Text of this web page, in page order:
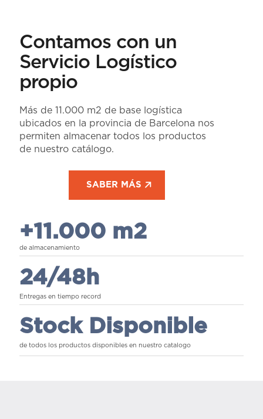
Contamos con un
Servicio Logístico
propio
Más de 11.000 m2 de base logística
ubicados en la provincia de Barcelona nos
permiten almacenar todos los productos
de nuestro catálogo.
SABER MÁS
+11.000 m2
de almacenamiento
24/48h
Entregas en tiempo record
Stock Disponible
de todos los productos disponibles en nuestro catalogo